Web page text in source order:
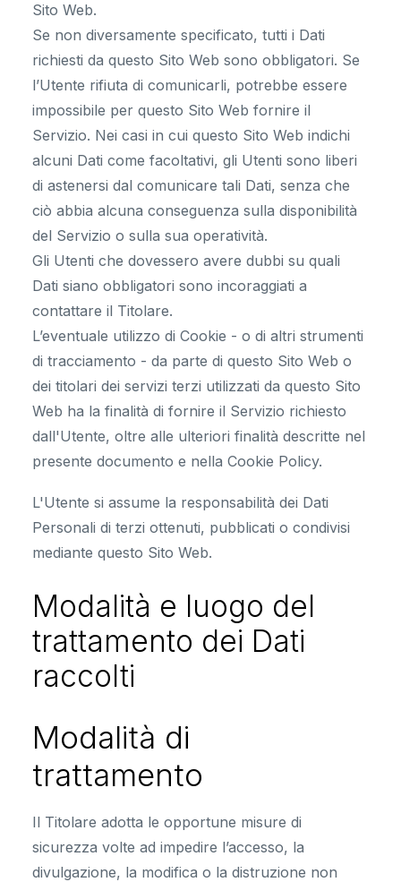
Sito Web.
Se non diversamente specificato, tutti i Dati
richiesti da questo Sito Web sono obbligatori. Se
l’Utente rifiuta di comunicarli, potrebbe essere
impossibile per questo Sito Web fornire il
Servizio. Nei casi in cui questo Sito Web indichi
alcuni Dati come facoltativi, gli Utenti sono liberi
di astenersi dal comunicare tali Dati, senza che
ciò abbia alcuna conseguenza sulla disponibilità
del Servizio o sulla sua operatività.
Gli Utenti che dovessero avere dubbi su quali
Dati siano obbligatori sono incoraggiati a
contattare il Titolare.
L’eventuale utilizzo di Cookie - o di altri strumenti
di tracciamento - da parte di questo Sito Web o
dei titolari dei servizi terzi utilizzati da questo Sito
Web ha la finalità di fornire il Servizio richiesto
dall'Utente, oltre alle ulteriori finalità descritte nel
presente documento e nella Cookie Policy.
L'Utente si assume la responsabilità dei Dati
Personali di terzi ottenuti, pubblicati o condivisi
mediante questo Sito Web.
Modalità e luogo del
trattamento dei Dati
raccolti
Modalità di
trattamento
Il Titolare adotta le opportune misure di
sicurezza volte ad impedire l’accesso, la
divulgazione, la modifica o la distruzione non